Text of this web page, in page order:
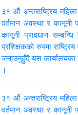
३१ औं अन्तराष्ट्रिय
वर्तमान अवस्था र कानूनी
कानूनी प्रावधान
प्रशिक्षकको रुपमा
जनाउनुहुँदै यस कार्यालयका
।
३१ औं अन्तराष्ट्रिय
वर्तमान अवस्था र कानूनी